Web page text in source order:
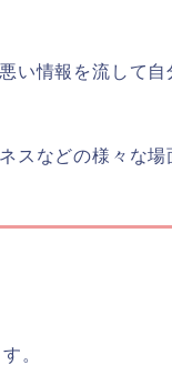
い情報を流して
スなどの様々な
。